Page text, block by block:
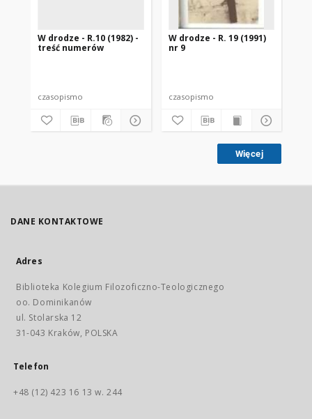
W drodze - R.10 (1982) -
treść numerów
czasopismo
W drodze - R. 19 (1991)
nr 9
czasopismo
Więcej
DANE KONTAKTOWE
Adres
Biblioteka Kolegium Filozoficzno-Teologicznego
oo. Dominikanów
ul. Stolarska 12
31-043 Kraków, POLSKA
Telefon
+48 (12) 423 16 13 w. 244